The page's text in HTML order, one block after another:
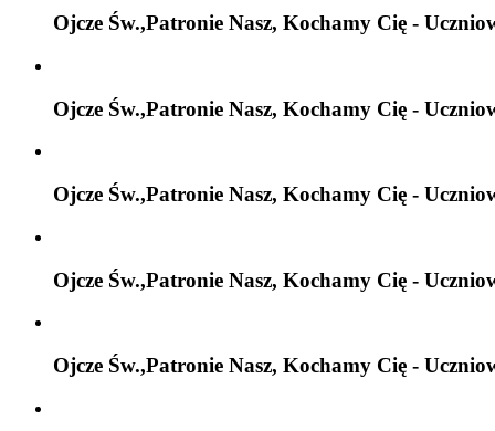
Ojcze Św.,Patronie Nasz, Kochamy Cię -
Ojcze Św.,Patronie Nasz, Kochamy Cię -
Ojcze Św.,Patronie Nasz, Kochamy Cię -
Ojcze Św.,Patronie Nasz, Kochamy Cię -
Ojcze Św.,Patronie Nasz, Kochamy Cię -